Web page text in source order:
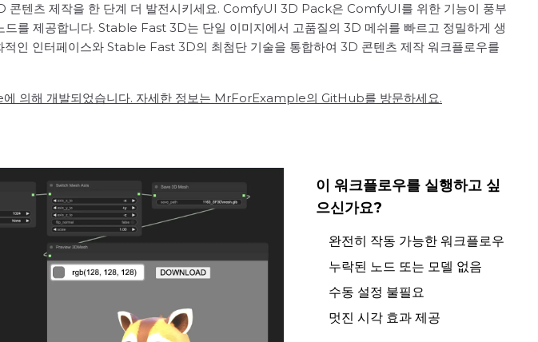
텐츠 제작을 한 단계 더 발전시키세요. ComfyUI 3D Pack은 ComfyUI를 위한 기능이 풍부
를 제공합니다. Stable Fast 3D는 단일 이미지에서 고품질의 3D 메쉬를 빠르고 정밀하게 생
인 인터페이스와 Stable Fast 3D의 최첨단 기술을 통합하여 3D 콘텐츠 제작 워크플로우를
의해 개발되었습니다. 자세한 정보는 MrForExample의 GitHub를 방문하세요.
이 워크플로우를 실행하고 싶
으신가요?
완전히 작동 가능한 워크플로우
누락된 노드 또는 모델 없음
수동 설정 불필요
멋진 시각 효과 제공